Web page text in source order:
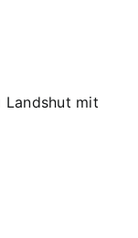
Landshut mit